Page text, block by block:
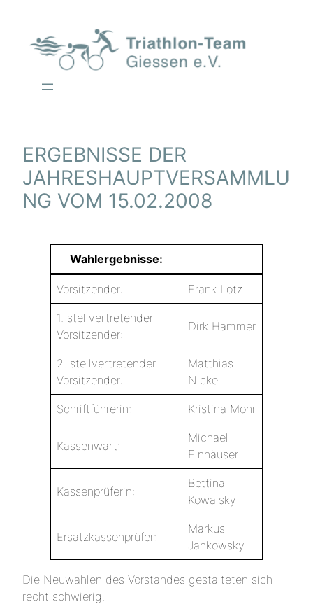
springen
ERGEBNISSE DER
JAHRESHAUPTVERSAMMLU
NG VOM 15.02.2008
Wahlergebnisse:
Vorsitzender: Frank Lotz
1. stellvertretender
Vorsitzender:
Dirk Hammer
2. stellvertretender
Vorsitzender:
Matthias
Nickel
Schriftführerin: Kristina Mohr
Kassenwart:
Michael
Einhäuser
Kassenprüferin:
Bettina
Kowalsky
Ersatzkassenprüfer:
Markus
Jankowsky
Die Neuwahlen des Vorstandes gestalteten sich
recht schwierig.